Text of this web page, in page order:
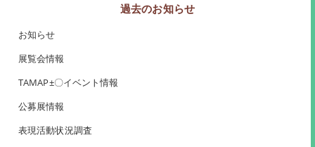
過去のお知らせ
お知らせ
展覧会情報
TAMAP±〇イベント情報
公募展情報
表現活動状況調査